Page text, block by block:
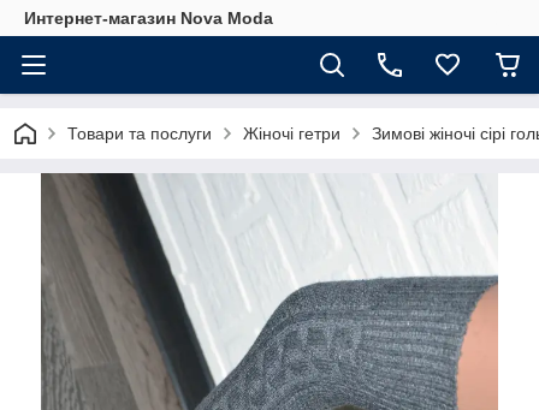
Интернет-магазин Nova Moda
Товари та послуги Жіночі гетри Зимові жіночі сірі